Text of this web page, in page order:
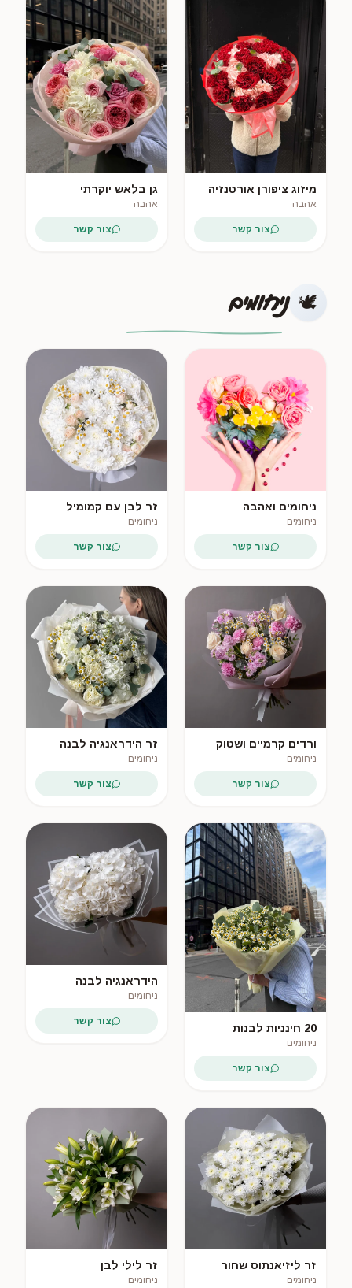
מיזוג ציפורן אורטנזיה
אהבה
צור קשר
גן בלאש יוקרתי
אהבה
צור קשר
🕊️ ניחומים
ניחומים ואהבה
ניחומים
צור קשר
זר לבן עם קמומיל
וכריזנתמות
ניחומים
צור קשר
ורדים קרמיים ושטוק
ניחומים
צור קשר
זר הידראנגיה לבנה
וקמומיל
ניחומים
צור קשר
20 חינניות לבנות
ניחומים
צור קשר
הידראנגיה לבנה
ניחומים
צור קשר
זר ליזיאנתוס שחור
ניחומים
זר לילי לבן
ניחומים